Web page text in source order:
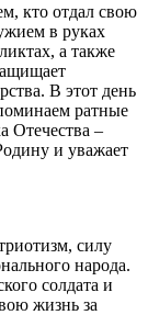
кто отдал свою
в руках
а также
В этот день
ратные
Отечества –
и уважает
силу
народа.
солдата и
жизнь за